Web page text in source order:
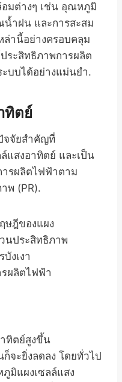
มต่างๆ เช่น อุณหภูมิ
ำฝน และการสะสม
ล่านี้อย่างครอบคลุม
ระสิทธิภาพการผลิต
บบได้อย่างแม่นยำ.
ทิตย์
จจัยสำคัญที่
แสงอาทิตย์ และเป็น
รผลิตไฟฟ้าตาม
พ (PR).
ษฎีของแผง
นประสิทธิภาพ
งเงา
ผลิตไฟฟ้า
ทิตย์สูงขึ้น
จะยิ่งลดลง โดยทั่วไป
มิแผงเซลล์แสง